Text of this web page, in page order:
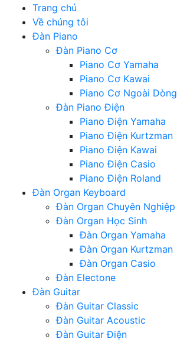
Trang chủ
Về chúng tôi
Đàn Piano
Đàn Piano Cơ
Piano Cơ Yamaha
Piano Cơ Kawai
Piano Cơ Ngoài Dòng
Đàn Piano Điện
Piano Điện Yamaha
Piano Điện Kurtzman
Piano Điện Kawai
Piano Điện Casio
Piano Điện Roland
Đàn Organ Keyboard
Đàn Organ Chuyên Nghiệp
Đàn Organ Học Sinh
Đàn Organ Yamaha
Đàn Organ Kurtzman
Đàn Organ Casio
Đàn Electone
Đàn Guitar
Đàn Guitar Classic
Đàn Guitar Acoustic
Đàn Guitar Điện